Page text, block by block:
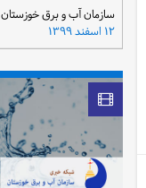
سازمان آب و برق خوزستان
۱۲ اسفند ۱۳۹۹